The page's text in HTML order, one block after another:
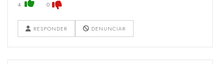
4 0
RESPONDER DENUNCIAR